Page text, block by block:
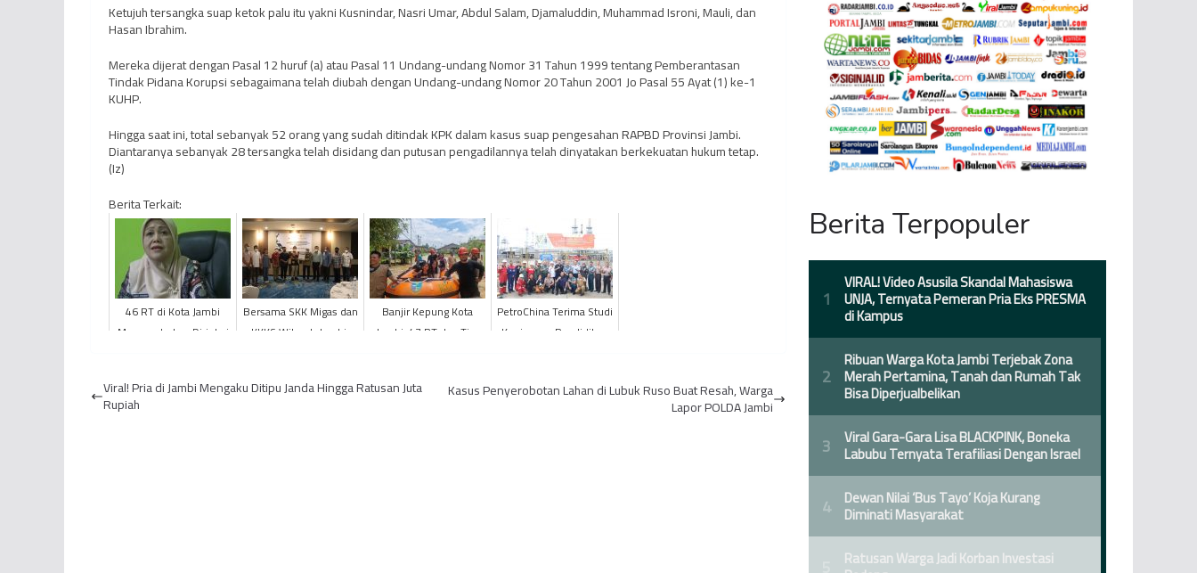
Ketujuh tersangka suap ketok palu itu yakni Kusnindar, Nasri Umar, Abdul Salam, Djamaluddin, Muhammad Isroni, Mauli, dan
Hasan Ibrahim.
Mereka dijerat dengan Pasal 12 huruf (a) atau Pasal 11 Undang-undang Nomor 31 Tahun 1999 tentang Pemberantasan
Tindak Pidana Korupsi sebagaimana telah diubah dengan Undang-undang Nomor 20 Tahun 2001 Jo Pasal 55 Ayat (1) ke-1
KUHP.
Hingga saat ini, total sebanyak 52 orang yang sudah ditindak KPK dalam kasus suap pengesahan RAPBD Provinsi Jambi.
Diantaranya sebanyak 28 tersangka telah disidang dan putusan pengadilannya telah dinyatakan berkekuatan hukum tetap.
(Iz)
Berita Terkait:
46 RT di Kota Jambi
Mengundurkan Diri dari
Bersama SKK Migas dan
KKKS Wilayah Jambi,
untuk Fo...
Banjir Kepung Kota
Jambi, 47 RT dan Tiga
PetroChina Terima Studi
Kunjungan Pendidikan
Viral! Pria di Jambi Mengaku Ditipu Janda Hingga Ratusan Juta
Rupiah
Kasus Penyerobotan Lahan di Lubuk Ruso Buat Resah, Warga
Lapor POLDA Jambi
Berita Terpopuler